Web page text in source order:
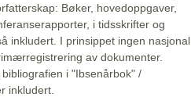
Bøker, hovedoppgaver,
i tidsskrifter og
inkludert. I prinsippet ingen nasjonal
av dokumenter.
i "Ibsenårbok" /
inkludert.